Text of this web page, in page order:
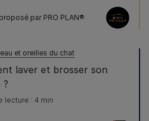
par PRO PLAN®
et oreilles du chat
laver et brosser son
?
lecture : 4 min